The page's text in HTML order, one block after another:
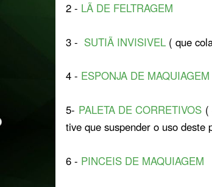
2 - LÃ DE FELTRAGEM
3 - SUTIÃ INVISIVEL ( que
4 - ESPONJA DE MAQUIAGEM
5- PALETA DE CORRETIVOS (
tive que suspender o uso deste
6 - PINCEIS DE MAQUIAGEM